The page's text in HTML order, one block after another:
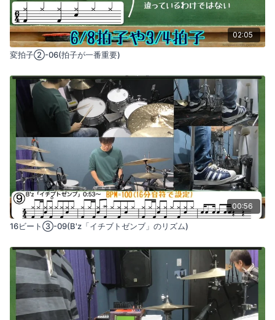
習を進めることで、難しいフレーズもしっかりとマスターできる
ようになります。
02:05
変拍子②-06(拍子が一番重要)
00:56
16ビート③-09(B'z「イチブトゼンブ」のリズム)